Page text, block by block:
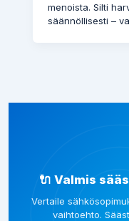
menoista. Silti
säännöllisesti –
🔌 Valmis
Vertaile
vaihtoehto.